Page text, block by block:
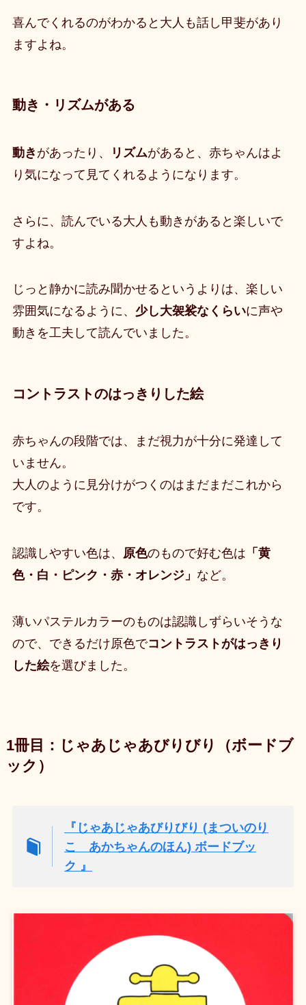
喜んでくれるのがわかると大人も話し甲斐があり
ますよね。
動き・リズムがある
動き があったり、 リズムがあると、赤ちゃんはよ
り気になって見てくれるようになります。
さらに、読んでいる大人も動きがあると楽しいで
すよね。
じっと静かに読み聞かせるというよりは、楽しい
雰囲気になるように、 少し大袈裟なくらいに声や
動きを工夫して読んでいました。
コントラストのはっきりした絵
赤ちゃんの段階では、まだ視力が十分に発達して
いません。
大人のように見分けがつくのはまだまだこれから
です。
認識しやすい色は、 原色のもので好む色は 「黄
色・白・ピンク・赤・オレンジ」 など。
薄いパステルカラーのものは認識しずらいそうな
ので、 できるだけ原色でコントラストがはっきり
した絵を選びました 。
1冊目：じゃあじゃあびりびり（ボードブ
ック）
『じゃあじゃあびりびり (まついのり
こ あかちゃんのほん) ボードブッ
ク 』